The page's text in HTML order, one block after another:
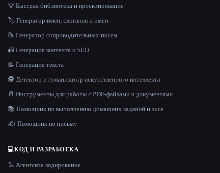
💡 Быстрая библиотека и проектирование
🏷️ Генератор имен, слоганов и имён
📝 Генератор сопроводительных писем
📠 Генерация контента и SEO
📝 Генерация текста
🕵️ Детектор и гуманизатор искусственного интеллекта
📄 Инструменты для работы с PDF-файлами и документами
📚 Помощник по выполнению домашних заданий и эссе
✍️ Помощник по письму
💻КОД И РАЗРАБОТКА
🦾 Агентское кодирование